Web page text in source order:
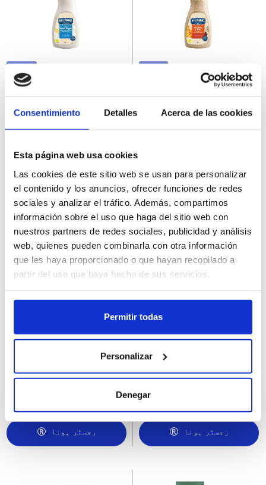
Consentimiento Detalles Acerca de las cookies
Esta página web usa cookies
Las cookies de este sitio web se usan para personalizar
el contenido y los anuncios, ofrecer funciones de redes
sociales y analizar el tráfico. Además, compartimos
información sobre el uso que haga del sitio web con
nuestros partners de redes sociales, publicidad y análisis
web, quienes pueden combinarla con otra información
que les haya proporcionado o que hayan recopilado a
partir del uso que haya hecho de sus servicios.
Permitir todas
Personalizar
Denegar
رجسٹر ہونا رجسٹر ہونا
The Vegetarian Butcher
6Ux160GR
رجسٹر ہونا
NoCarne The Vegetarian
Butcher 6Ux200GR
رجسٹر ہونا